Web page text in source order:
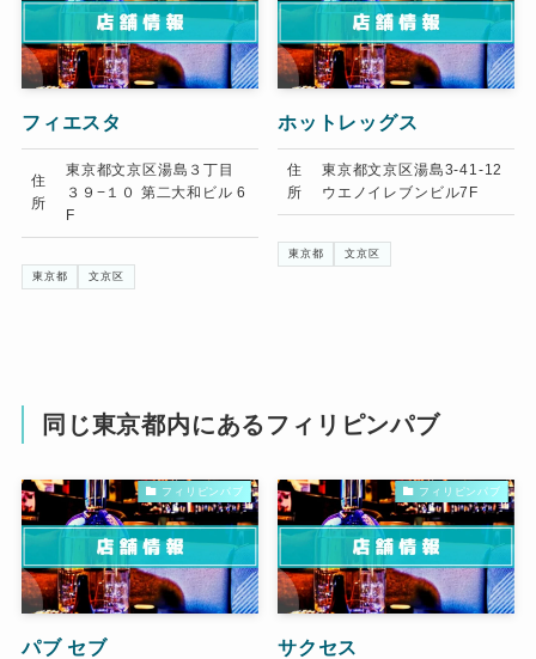
フィエスタ
住
所
東京都文京区湯島３丁目
３９−１０ 第二大和ビル 6
F
東京都 文京区
ホットレッグス
住
所
東京都文京区湯島3-41-12
ウエノイレブンビル7F
東京都 文京区
同じ東京都内にあるフィリピンパブ
フィリピンパブ
パブ セブ
フィリピンパブ
サクセス